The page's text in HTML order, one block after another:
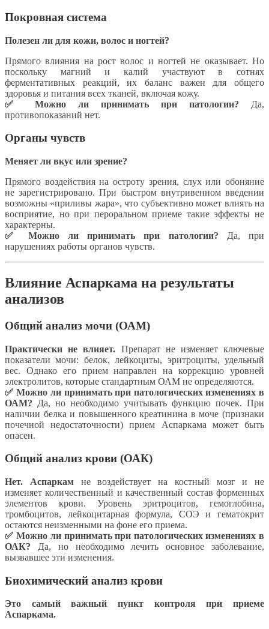
Покровная система
Полезен ли для кожи, волос и ногтей?
Прямого влияния на рост волос и ногтей не оказывает. Но
поскольку магний и калий участвуют в сотнях
ферментативных реакций, их баланс важен для общего
здоровья и питания всех тканей, включая кожу.
✅ Можно ли принимать при патологии? Да,
противопоказаний нет.
Органы чувств
Меняет ли вкус или зрение?
Прямого воздействия на остроту зрения, слух или обоняние
не зарегистрировано. При быстром внутривенном введении
возможны «приливы жара», что субъективно может влиять на
восприятие, но при пероральном приеме такие эффекты не
характерны.
✅ Можно ли принимать при патологии? Да, при
нарушениях работы органов чувств.
Влияние Аспаркама на результаты
анализов
Общий анализ мочи (ОАМ)
Практически не влияет. Препарат не изменяет ключевые
показатели мочи: белок, лейкоциты, эритроциты, удельный
вес. Однако его прием направлен на коррекцию уровней
электролитов, которые стандартным ОАМ не определяются.
✅ Можно ли принимать при патологических изменениях в
ОАМ? Да, но необходимо учитывать функцию почек. При
наличии белка и повышенного креатинина в моче (признаки
почечной недостаточности) прием Аспаркама может быть
опасен.
Общий анализ крови (ОАК)
Нет. Аспаркамне воздействует на костный мозг и не
изменяет количественный и качественный состав форменных
элементов крови. Уровень эритроцитов, гемоглобина,
тромбоцитов, лейкоцитарная формула, СОЭ и гематокрит
остаются неизменными на фоне его приема.
✅ Можно ли принимать при патологических изменениях в
ОАК? Да, но необходимо лечить основное заболевание,
вызвавшее эти изменения.
Биохимический анализ крови
Это самый важный пункт контроля при приеме
Аспаркама.